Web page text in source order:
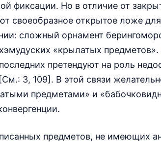
фиксации. Но в отличие от
своеобразное открытое ложе
сложный орнамент
«крылатых
претендуют на роль
3, 109]. В этой связи
предметами» и
предметов, не имеющих